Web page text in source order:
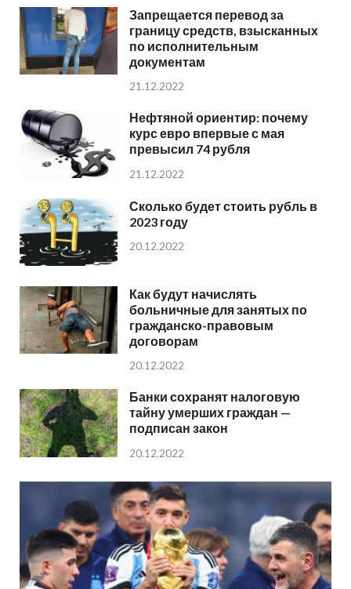
Запрещается перевод за
границу средств, взысканных
по исполнительным
документам
21.12.2022
Нефтяной ориентир: почему
курс евро впервые с мая
превысил 74 рубля
21.12.2022
Сколько будет стоить рубль в
2023 году
20.12.2022
Как будут начислять
больничные для занятых по
гражданско-правовым
договорам
20.12.2022
Банки сохранят налоговую
тайну умерших граждан —
подписан закон
20.12.2022